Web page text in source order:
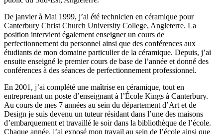
De janvier à Mai 1999, j’ai été technicien en céramique pour
Canterbury Christ Church University College, Angleterre. La
position intervient également enseigner un cours de
perfectionnement du personnel ainsi que des conférences aux
étudiants de mon domaine particulier de la céramique. Depuis, j’ai
ensuite enseigné le premier cours de base de l’année et donné des
conférences à des séances de perfectionnement professionnel.
En 2001, j’ai complété une maîtrise en céramique, tout en
entreprenant un poste d’enseignant à l’École Kings à Canterbury.
Au cours de mes 7 années au sein du département d’Art et de
Design je suis devenu un tuteur résidant dans l’une des maisons
d’embarquement et travaillé le soir dans la bibliothèque de l’école.
Chaque année, j’ai exposé mon travail au sein de l’école ainsi que